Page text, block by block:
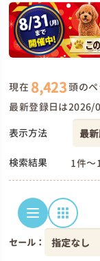
現在 8,423頭のペ
最新登録日は2026/
表示方法
検索結果 1件～
セール：